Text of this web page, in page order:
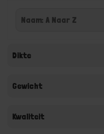
Dikte
Gewicht
Kwaliteit